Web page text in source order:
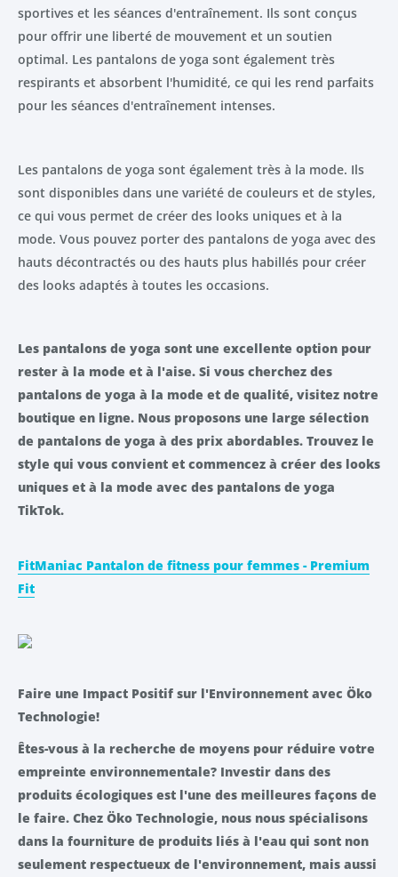
sportives et les séances d'entraînement. Ils sont conçus
pour offrir une liberté de mouvement et un soutien
optimal. Les pantalons de yoga sont également très
respirants et absorbent l'humidité, ce qui les rend parfaits
pour les séances d'entraînement intenses.
Les pantalons de yoga sont également très à la mode. Ils
sont disponibles dans une variété de couleurs et de styles,
ce qui vous permet de créer des looks uniques et à la
mode. Vous pouvez porter des pantalons de yoga avec des
hauts décontractés ou des hauts plus habillés pour créer
des looks adaptés à toutes les occasions.
Les pantalons de yoga sont une excellente option pour
rester à la mode et à l'aise. Si vous cherchez des
pantalons de yoga à la mode et de qualité, visitez notre
boutique en ligne. Nous proposons une large sélection
de pantalons de yoga à des prix abordables. Trouvez le
style qui vous convient et commencez à créer des looks
uniques et à la mode avec des pantalons de yoga
TikTok.
FitManiac Pantalon de fitness pour femmes - Premium
Fit
Faire une Impact Positif sur l'Environnement avec Öko
Technologie!
Êtes-vous à la recherche de moyens pour réduire votre
empreinte environnementale? Investir dans des
produits écologiques est l'une des meilleures façons de
le faire. Chez Öko Technologie, nous nous spécialisons
dans la fourniture de produits liés à l'eau qui sont non
seulement respectueux de l'environnement, mais aussi